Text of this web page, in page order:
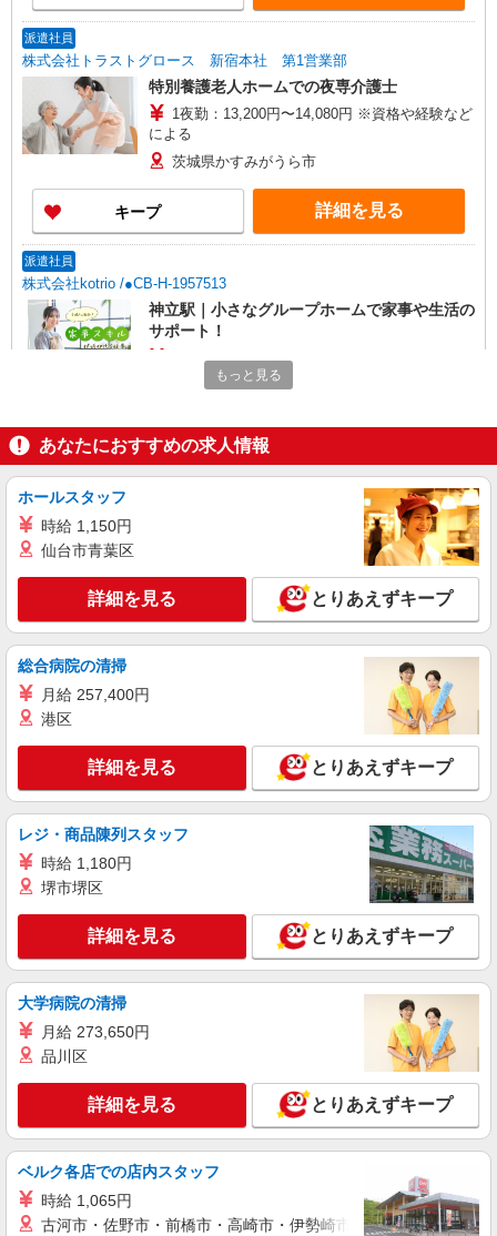
派遣社員
株式会社トラストグロース 新宿本社 第1営業部
特別養護老人ホームでの夜専介護士
1夜勤：13,200円〜14,080円 ※資格や経験など
による
茨城県かすみがうら市
キープ 詳細を見る
派遣社員
株式会社kotrio /●CB-H-1957513
神立駅｜小さなグループホームで家事や生活の
サポート！
時給1600円〜2250円 ＜日払い有/週払い有/交
通費全支給(ガソリン代含む)＞
キープ
派遣社員
株式会社kotrio /●CB-H-2095418
神立駅★シフト柔軟で長く働きやすいシニア向
けマンション
時給1500円〜2250円 ＜日払い有/週払い有/交
通費全支給(ガソリン代含む)＞
かすみがうら市
キープ 詳細を見る
派遣社員
株式会社kotrio /●CB-H-1599638
かすみがうら市/穏やかなデイサービス＊面接
なし
時給1600円〜2250円 ＜日払い有/週払い有/交
キープ 詳細を見る
派遣社員
株式会社kotrio /●CB-H-1982945
神立駅｜リハビリ補助などのデイサービス
時給1600円〜2250円 ＜日払い有/週払い有/交
通費全支給(ガソリン代含む)＞
かすみがうら市
詳細を見る
もっと見る
あなたにおすすめの求人情報
ホールスタッフ
時給 1,150円
仙台市青葉区
詳細を見る とりあえずキープ
総合病院の清掃
月給 257,400円
港区
詳細を見る とりあえずキープ
レジ・商品陳列スタッフ
時給 1,180円
堺市堺区
詳細を見る とりあえずキープ
大学病院の清掃
月給 273,650円
品川区
詳細を見る とりあえずキープ
ベルク各店での店内スタッフ
時給 1,065円
古河市・佐野市・前橋市・高崎市・伊勢崎市・太田市・館林市